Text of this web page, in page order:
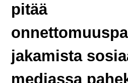
pitää
jakamista
mediassa